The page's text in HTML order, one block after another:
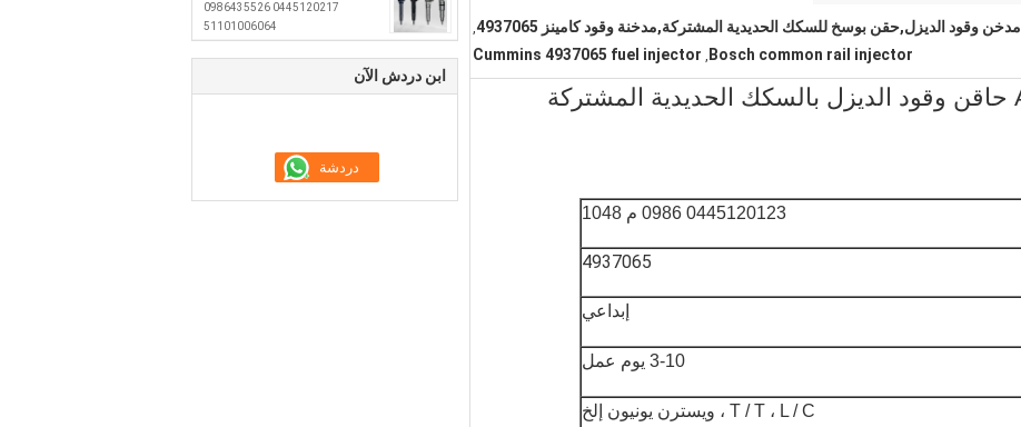
0445120217 0986435526
51101006064
ابن دردش الآن
مدخن وقود الديزل,حقن بوسخ للسكك الحديدية المشتركة,مدخنة وقود كامينز 4937065 ,
Bosch common rail injector
,
Cummins 4937065 fuel injector
0445120123 0986 AD1048 حاقن وقود الديزل بالسكك الحديدية المشتركة
0445120123 0986 م 1048
4937065
إبداعي
3-10 يوم عمل
T / T ، L / C ، ويسترن يونيون إلخ